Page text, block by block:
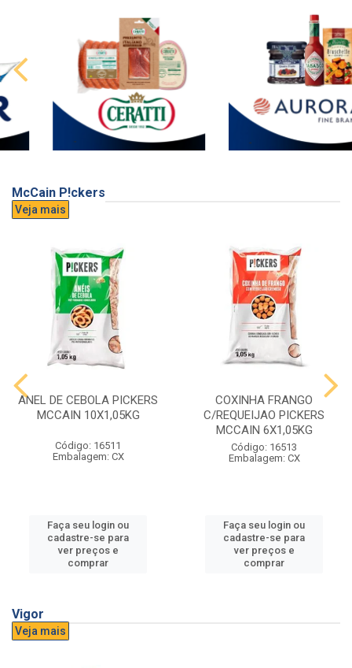
McCain P!ckers
Veja mais
ANEL DE CEBOLA PICKERS
MCCAIN 10X1,05KG
Código: 16511
Embalagem: CX
Faça seu login ou
cadastre-se para
ver preços e
comprar
COXINHA FRANGO
C/REQUEIJAO PICKERS
MCCAIN 6X1,05KG
Código: 16513
Embalagem: CX
Faça seu login ou
cadastre-se para
ver preços e
comprar
Vigor
Veja mais